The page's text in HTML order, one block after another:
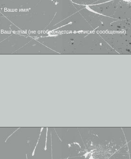
* Ваше имя*
Ваш e-mail (не отображается в списке сообщений)